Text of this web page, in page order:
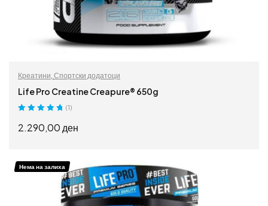
Креатини Спортски додатоци
Life Pro Creatine Creapure® 650g
од 5
(1)
2.290,00ден
ПРОЧИТАЈ ПОВЕЌЕ
Нема на залиха